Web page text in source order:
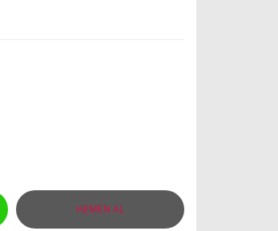
HEMEN AL